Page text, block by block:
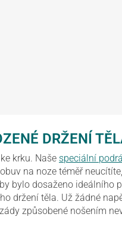
DRŽENÍ
krku. Naše speciální
na noze téměř
bylo dosaženo ideálního
držení těla. Už žádné
způsobené nošením